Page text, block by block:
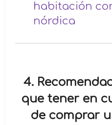
habitación
nórdica
4.
que tener en
de comprar